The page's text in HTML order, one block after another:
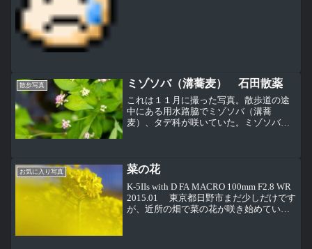
散歩写真 ミゾソバ（溝蕎麦） 石田散薬
これは１１月に撮った写真。散歩道の途
中にある用水路脇でミゾソバ（溝蕎
麦）、タデ科が咲いていた。ミゾソバ
る。
お気に入り写真 菜の花
K-5IIs with D FA MACRO 100mm F2.8 WR
2015.01 東京都日野市まだ少しだけです
が、近所の畑で菜の花が咲き始めていま